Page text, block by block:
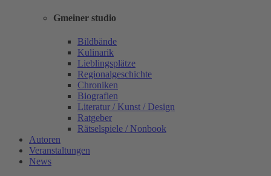
Gmeiner studio
Bildbände
Kulinarik
Lieblingsplätze
Regionalgeschichte
Chroniken
Biografien
Literatur / Kunst / Design
Ratgeber
Rätselspiele / Nonbook
Autoren
Veranstaltungen
News